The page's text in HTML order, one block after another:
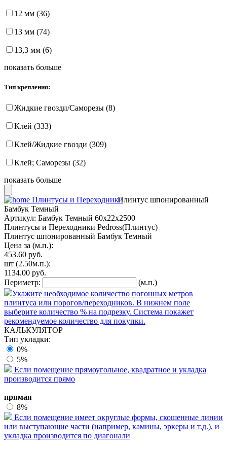
12 мм (36)
13 мм (74)
13,3 мм (6)
показать больше
Тип крепления:
Жидкие гвозди/Саморезы (8)
Клей (333)
Клей/Жидкие гвозди (309)
Клей; Саморезы (32)
показать больше
Плинтусы и ПереходникиПлинтус шпонированный
Бамбук Темный
Артикул: Бамбук Темный 60x22x2500
Плинтусы и Переходники Pedross(Плинтус)
Плинтус шпонированный Бамбук Темный
Цена за (м.п.):
453.60 руб.
шт (2.50м.п.):
1134.00 руб.
Периметр:
(м.п.)
Укажите необходимое количество погонных метров
плинтуса или порогов/переходников. В нижнем поле
выберите количество % на подрезку. Система покажет
рекомендуемое количество для покупки.
КАЛЬКУЛЯТОР
Тип укладки:
0%
5%
Если помещение прямоугольное, квадратное и укладка
производится прямо
прямая
8%
Если помещение имеет округлые формы, скошенные линии
или выступающие части (например, камины, эркеры и т.д.), и
укладка производится по диагонали